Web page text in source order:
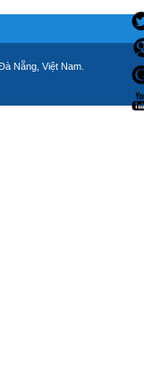
Nẵng, Việt Nam.